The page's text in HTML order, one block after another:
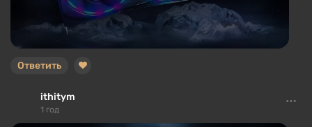
Ответить
ithitym
1 год